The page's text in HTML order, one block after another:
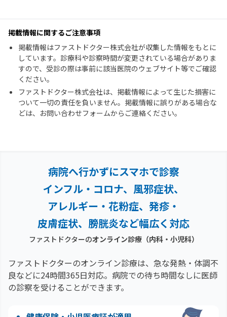
掲載情報に関するご注意事項
掲載情報はファストドクター株式会社が収集した情報をもとに
しています。診療科や診察時間が変更されている場合がありま
すので、受診の際は事前に該当医院のウェブサイト等でご確認
ください。
ファストドクター株式会社は、掲載情報によって生じた損害に
ついて一切の責任を負いません。掲載情報に誤りがある場合な
どは、お問い合わせフォームからご連絡ください。
病院へ行かずにスマホで診察
インフル・コロナ、風邪症状、
アレルギー・花粉症、 発疹・
皮膚症状、膀胱炎など幅広く対応
ファストドクターのオンライン診療（内科・小児科）
ファストドクターのオンライン診療は、急な発熱・体調不
良などに24時間365日対応。 病院での待ち時間なしに医師
の診察を受けることができます。